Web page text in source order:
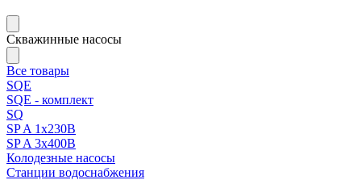
Скважинные насосы
Все товары
SQE
SQE - комплект
SQ
SP A 1x230В
SP A 3x400В
Колодезные насосы
Станции водоснабжения